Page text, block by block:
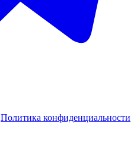
Политика конфиденциальности